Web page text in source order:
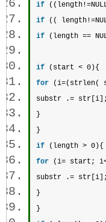
if
if ((
if (length ==
if (start < 0){
for (i=( strlen(
substr .=
}
}
if (length >
for (i= start;
substr .=
}
}